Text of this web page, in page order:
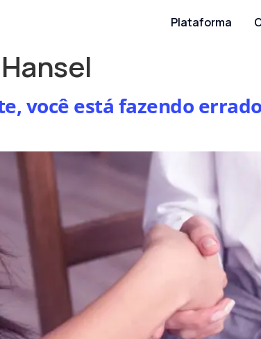
Plataforma
você está fazendo